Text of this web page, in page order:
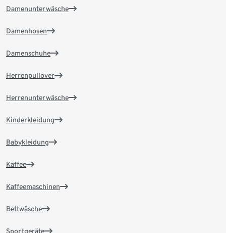
Damenunterwäsche
Damenhosen
Damenschuhe
Herrenpullover
Herrenunterwäsche
Kinderkleidung
Babykleidung
Kaffee
Kaffeemaschinen
Bettwäsche
Sportgeräte